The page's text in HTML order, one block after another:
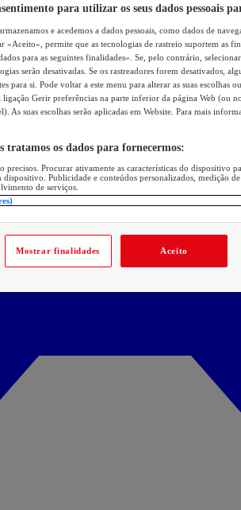
para utilizar os seus dados pessoais
e acedemos a dados pessoais, como dados de
«Aceito», permite que as tecnologias de rastreio suportem as
para as seguintes finalidades». Se, pelo contrário,
serão desativadas. Se os rastreadores forem desativados,
para si. Pode voltar a este menu para alterar as suas escolhas
Gerir preferências na parte inferior da página Web (ou
As suas escolhas serão aplicadas em Website. Para mais
tratamos os dados para fornecermos:
precisos. Procurar ativamente as características do dispositivo
Publicidade e conteúdos personalizados, medição
de serviços.
Mostrar finalidades Aceito